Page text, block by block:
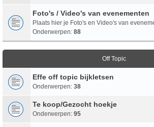
Foto's / Video's van evenementen
Plaats hier je Foto's en Video's van
Onderwerpen: 88
Off Topic
Effe off topic bijkletsen
Onderwerpen: 38
Te koop/Gezocht hoekje
Onderwerpen: 95